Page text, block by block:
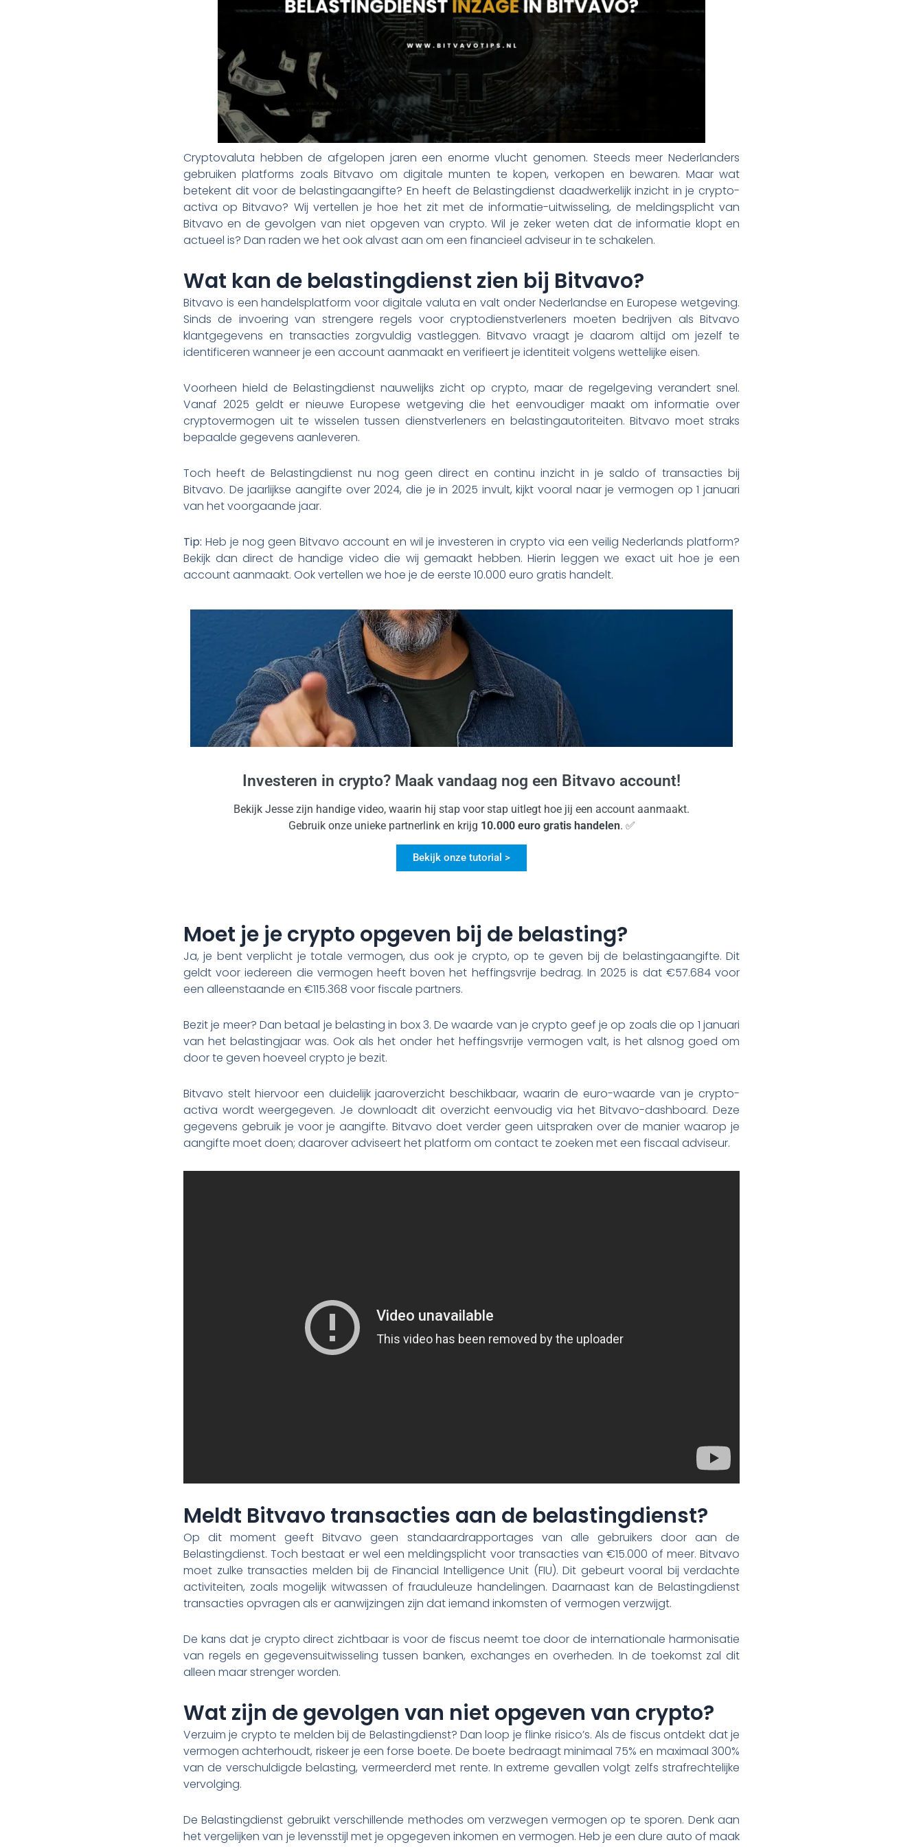
Cryptovaluta hebben de afgelopen jaren een enorme vlucht genomen. Steeds meer Nederlanders
gebruiken platforms zoals Bitvavo om digitale munten te kopen, verkopen en bewaren. Maar wat
betekent dit voor de belastingaangifte? En heeft de Belastingdienst daadwerkelijk inzicht in je crypto-
activa op Bitvavo? Wij vertellen je hoe het zit met de informatie-uitwisseling, de meldingsplicht van
Bitvavo en de gevolgen van niet opgeven van crypto. Wil je zeker weten dat de informatie klopt en
actueel is? Dan raden we het ook alvast aan om een financieel adviseur in te schakelen.
Wat kan de belastingdienst zien bij Bitvavo?
Bitvavo is een handelsplatform voor digitale valuta en valt onder Nederlandse en Europese wetgeving.
Sinds de invoering van strengere regels voor cryptodienstverleners moeten bedrijven als Bitvavo
klantgegevens en transacties zorgvuldig vastleggen. Bitvavo vraagt je daarom altijd om jezelf te
identificeren wanneer je een account aanmaakt en verifieert je identiteit volgens wettelijke eisen.
Voorheen hield de Belastingdienst nauwelijks zicht op crypto, maar de regelgeving verandert snel.
Vanaf 2025 geldt er nieuwe Europese wetgeving die het eenvoudiger maakt om informatie over
cryptovermogen uit te wisselen tussen dienstverleners en belastingautoriteiten. Bitvavo moet straks
bepaalde gegevens aanleveren.
Toch heeft de Belastingdienst nu nog geen direct en continu inzicht in je saldo of transacties bij
Bitvavo. De jaarlijkse aangifte over 2024, die je in 2025 invult, kijkt vooral naar je vermogen op 1 januari
van het voorgaande jaar.
Tip: Heb je nog geen Bitvavo account en wil je investeren in crypto via een veilig Nederlands platform?
Bekijk dan direct de handige video die wij gemaakt hebben. Hierin leggen we exact uit hoe je een
account aanmaakt. Ook vertellen we hoe je de eerste 10.000 euro gratis handelt.
Investeren in crypto? Maak vandaag nog een Bitvavo account!
Bekijk Jesse zijn handige video, waarin hij stap voor stap uitlegt hoe jij een account aanmaakt.
Gebruik onze unieke partnerlink en krijg 10.000 euro gratis handelen. ✅
Bekijk onze tutorial >
Moet je je crypto opgeven bij de belasting?
Ja, je bent verplicht je totale vermogen, dus ook je crypto, op te geven bij de belastingaangifte. Dit
geldt voor iedereen die vermogen heeft boven het heffingsvrije bedrag. In 2025 is dat €57.684 voor
een alleenstaande en €115.368 voor fiscale partners.
Bezit je meer? Dan betaal je belasting in box 3. De waarde van je crypto geef je op zoals die op 1 januari
van het belastingjaar was. Ook als het onder het heffingsvrije vermogen valt, is het alsnog goed om
door te geven hoeveel crypto je bezit.
Bitvavo stelt hiervoor een duidelijk jaaroverzicht beschikbaar, waarin de euro-waarde van je crypto-
activa wordt weergegeven. Je downloadt dit overzicht eenvoudig via het Bitvavo-dashboard. Deze
gegevens gebruik je voor je aangifte. Bitvavo doet verder geen uitspraken over de manier waarop je
aangifte moet doen; daarover adviseert het platform om contact te zoeken met een fiscaal adviseur.
Meldt Bitvavo transacties aan de belastingdienst?
Op dit moment geeft Bitvavo geen standaardrapportages van alle gebruikers door aan de
Belastingdienst. Toch bestaat er wel een meldingsplicht voor transacties van €15.000 of meer. Bitvavo
moet zulke transacties melden bij de Financial Intelligence Unit (FIU). Dit gebeurt vooral bij verdachte
activiteiten, zoals mogelijk witwassen of frauduleuze handelingen. Daarnaast kan de Belastingdienst
transacties opvragen als er aanwijzingen zijn dat iemand inkomsten of vermogen verzwijgt.
De kans dat je crypto direct zichtbaar is voor de fiscus neemt toe door de internationale harmonisatie
van regels en gegevensuitwisseling tussen banken, exchanges en overheden. In de toekomst zal dit
alleen maar strenger worden.
Wat zijn de gevolgen van niet opgeven van crypto?
Verzuim je crypto te melden bij de Belastingdienst? Dan loop je flinke risico’s. Als de fiscus ontdekt dat je
vermogen achterhoudt, riskeer je een forse boete. De boete bedraagt minimaal 75% en maximaal 300%
van de verschuldigde belasting, vermeerderd met rente. In extreme gevallen volgt zelfs strafrechtelijke
vervolging.
De Belastingdienst gebruikt verschillende methodes om verzwegen vermogen op te sporen. Denk aan
het vergelijken van je levensstijl met je opgegeven inkomen en vermogen. Heb je een dure auto of maak